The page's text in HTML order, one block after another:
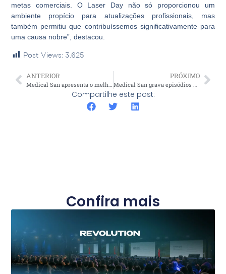
metas comerciais. O Laser Day não só proporcionou um
ambiente propício para atualizações profissionais, mas
também permitiu que contribuíssemos significativamente para
uma causa nobre”, destacou.
Post Views: 3.625
ANTERIOR PRÓXIMO
Compartilhe este post:
Confira mais